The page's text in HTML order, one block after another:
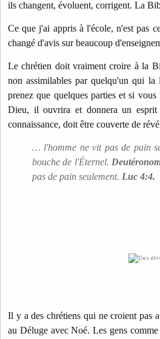
ils changent, évoluent, corrigent. La
Ce que j'ai appris à l'école, n'est pas
changé d'avis sur beaucoup
Le chrétien doit vraiment croire à la
non assimilables par quelqu'un qui
prenez que quelques parties et si
Dieu, il ouvrira et donnera un esprit
connaissance, doit être couverte de
… l'homme ne vit pas de pain
bouche de l'Éternel.
pas de pain seulement. Luc 4:4.
Il y a des chrétiens qui ne croient pas
au Déluge avec Noé. Les gens